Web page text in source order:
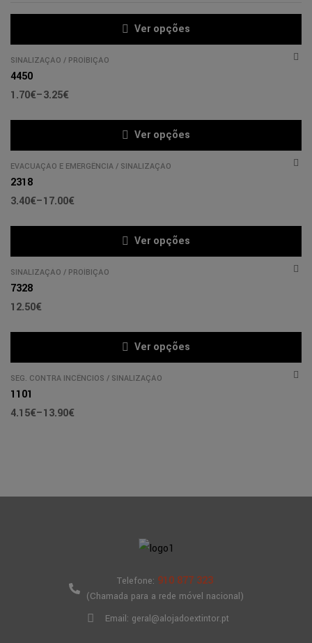
Ver opções
SINALIZAÇÃO / PROÍBIÇÃO
4450
1.70€–3.25€
Ver opções
EVACUAÇÃO E EMERGÊNCIA / SINALIZAÇÃO
2318
3.40€–17.00€
Ver opções
SINALIZAÇÃO / PROÍBIÇÃO
7328
12.50€
Ver opções
SEG. CONTRA INCÊNCIOS / SINALIZAÇÃO
1101
4.15€–13.90€
Telefone: 910 877 323
(Chamada para a rede móvel nacional)
Email: geral@alojadoextintor.pt